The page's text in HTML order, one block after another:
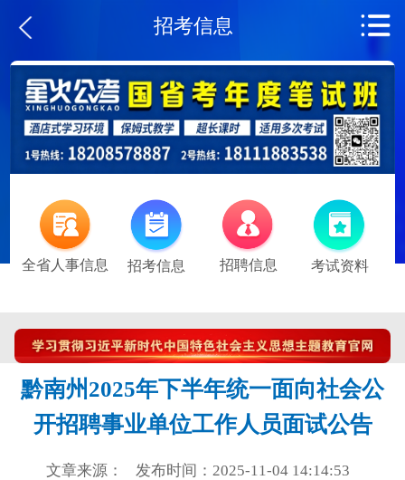
招考信息
全省人事信息 招考信息 招聘信息 考试资料
黔南州2025年下半年统一面向社会公
开招聘事业单位工作人员面试公告
文章来源： 发布时间：2025-11-04 14:14:53